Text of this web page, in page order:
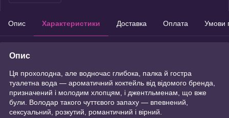
Опис Характеристики Доставка Оплата Умови
Опис
Ця прохолодна, але водночас глибока, палка й гостра
туалетна вода — ароматичний коктейль від відомого бренда,
призначений і молодим хлопцям, і джентльменам, що вже
були. Володар такого чуттєвого запаху — впевнений,
сексуальний, розкутий, романтичний і вірний.